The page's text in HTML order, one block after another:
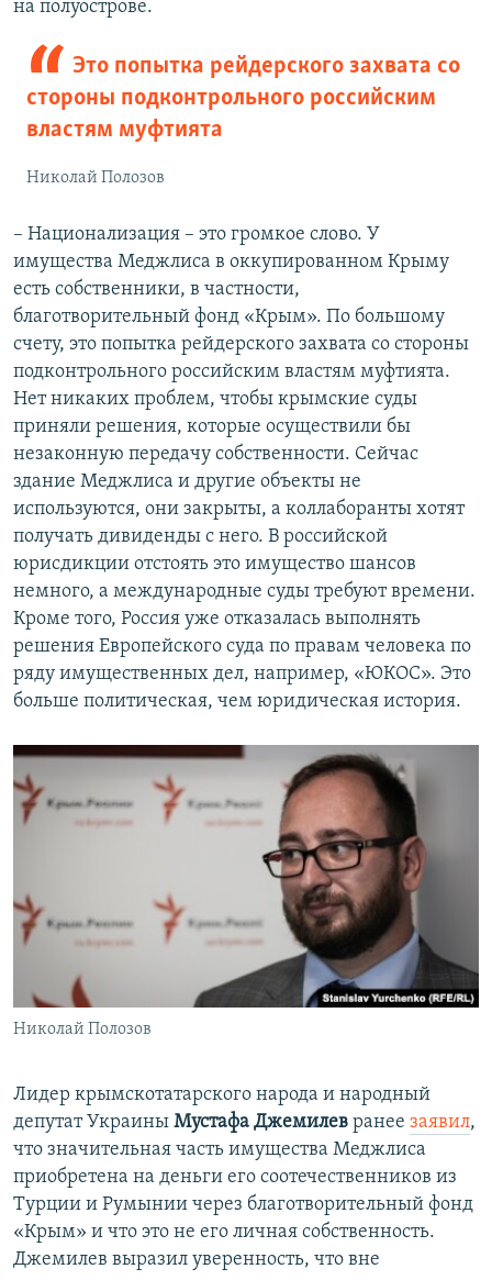
на полуострове.
Это попытка рейдерского захвата со
стороны подконтрольного российским
властям муфтията
Николай Полозов
– Национализация – это громкое слово. У
имущества Меджлиса в оккупированном Крыму
есть собственники, в частности,
благотворительный фонд «Крым». По большому
счету, это попытка рейдерского захвата со стороны
подконтрольного российским властям муфтията.
Нет никаких проблем, чтобы крымские суды
приняли решения, которые осуществили бы
незаконную передачу собственности. Сейчас
здание Меджлиса и другие объекты не
используются, они закрыты, а коллаборанты хотят
получать дивиденды с него. В российской
юрисдикции отстоять это имущество шансов
немного, а международные суды требуют времени.
Кроме того, Россия уже отказалась выполнять
решения Европейского суда по правам человека по
ряду имущественных дел, например, «ЮКОС». Это
больше политическая, чем юридическая история.
Николай Полозов
Лидер крымскотатарского народа и народный
депутат Украины Мустафа Джемилев ранее заявил,
что значительная часть имущества Меджлиса
приобретена на деньги его соотечественников из
Турции и Румынии через благотворительный фонд
«Крым» и что это не его личная собственность.
Джемилев выразил уверенность, что вне